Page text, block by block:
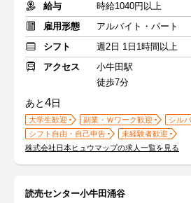
給与
時給1040円以上
雇用形態
アルバイト・パート
シフト
週2日 1日1時間以上
アクセス
小牛田駅
徒歩7分
あと4日
大学生歓迎 副業・Ｗワーク歓迎
シル
シフト自由・自己申告
未経験者歓迎
株式会社日本ヒュウマップの求人一覧を見る
読売センター小牛田涌谷